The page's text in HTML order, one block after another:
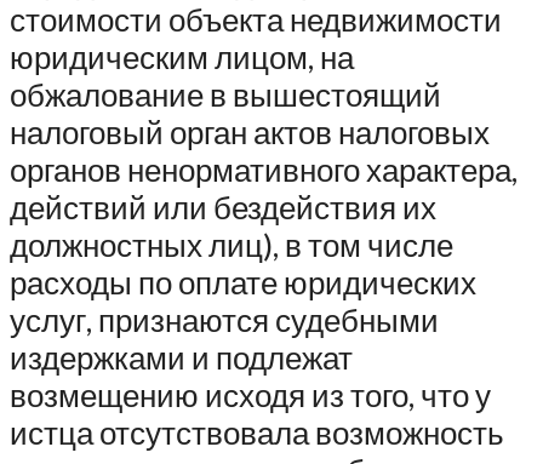
стоимости объекта недвижимости
юридическим лицом, на
обжалование в вышестоящий
налоговый орган актов налоговых
органов ненормативного характера,
действий или бездействия их
должностных лиц), в том числе
расходы по оплате юридических
услуг, признаются судебными
издержками и подлежат
возмещению исходя из того, что у
истца отсутствовала возможность